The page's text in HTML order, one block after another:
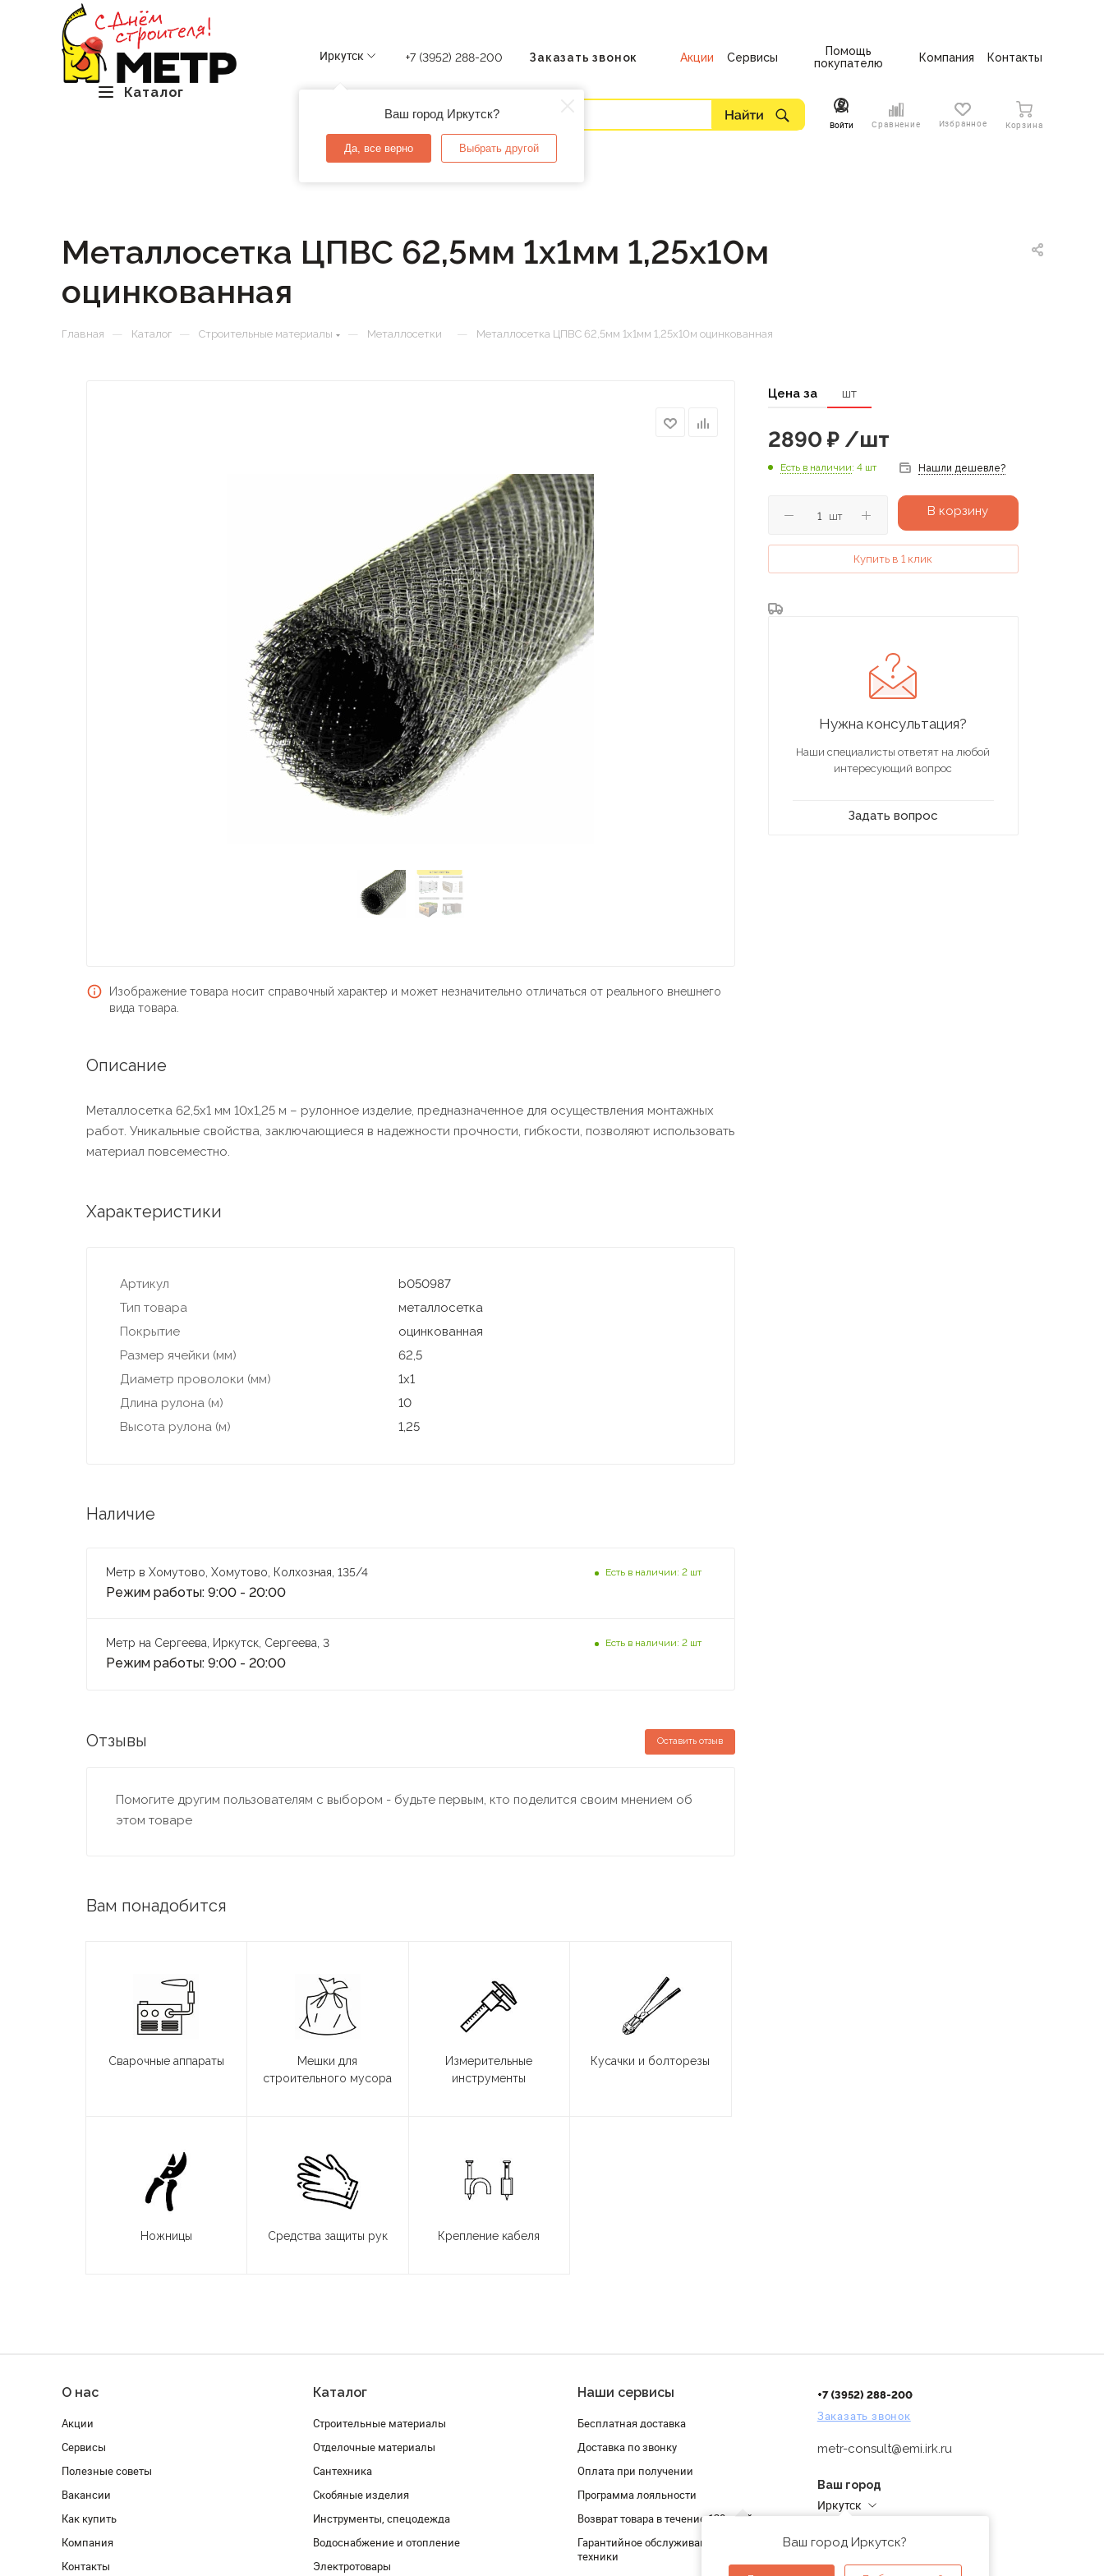
Каталог
Иркутск
Ваш город Иркутск?
Да, все верно Выбрать другой
+7 (3952) 288-200 Заказать звонок Акции Сервисы
Помощь
покупателю
Компания Контакты
Войти Сравнение Избранное Корзина
Металлосетка ЦПВС 62,5мм 1х1мм 1,25х10м
оцинкованная
Главная — Каталог — Строительные материалы — Металлосетки — Металлосетка ЦПВС 62,5мм 1х1мм 1,25х10м оцинкованная
Изображение товара носит справочный характер и может незначительно отличаться от реального внешнего
вида товара.
Описание
Металлосетка 62,5x1 мм 10x1,25 м – рулонное изделие, предназначенное для осуществления монтажных
работ. Уникальные свойства, заключающиеся в надежности прочности, гибкости, позволяют использовать
материал повсеместно.
Характеристики
Артикул
b050987
Тип товара
металлосетка
Покрытие
оцинкованная
Размер ячейки (мм)
62,5
Диаметр проволоки (мм)
1х1
Длина рулона (м)
10
Высота рулона (м)
1,25
Наличие
Метр в Хомутово, Хомутово, Колхозная, 135/4
Режим работы: 9:00 - 20:00
Есть в наличии: 2 шт
Метр на Сергеева, Иркутск, Сергеева, 3
Режим работы: 9:00 - 20:00
Есть в наличии: 2 шт
Отзывы Оставить отзыв
Помогите другим пользователям с выбором - будьте первым, кто поделится своим мнением об
этом товаре
Вам понадобится
Сварочные аппараты
Мешки для
строительного мусора
Измерительные
инструменты
Кусачки и болторезы
Ножницы Средства защиты рук Крепление кабеля
Цена за шт
2890 ₽/шт
Есть в наличии: 4 шт Нашли дешевле?
шт В корзину
Купить в 1 клик
Нужна консультация?
Наши специалисты ответят на любой
интересующий вопрос
Задать вопрос
О нас
Акции
Сервисы
Полезные советы
Вакансии
Как купить
Компания
Контакты
Каталог
Строительные материалы
Отделочные материалы
Сантехника
Скобяные изделия
Инструменты, спецодежда
Водоснабжение и отопление
Электротовары
Наши сервисы
Бесплатная доставка
Доставка по звонку
Оплата при получении
Программа лояльности
Возврат товара в течение 120 дней
Гарантийное обслуживание и проверка
техники
+7 (3952) 288-200
Заказать звонок
metr-consult@emi.irk.ru
Ваш город
Иркутск
Ваш город Иркутск?